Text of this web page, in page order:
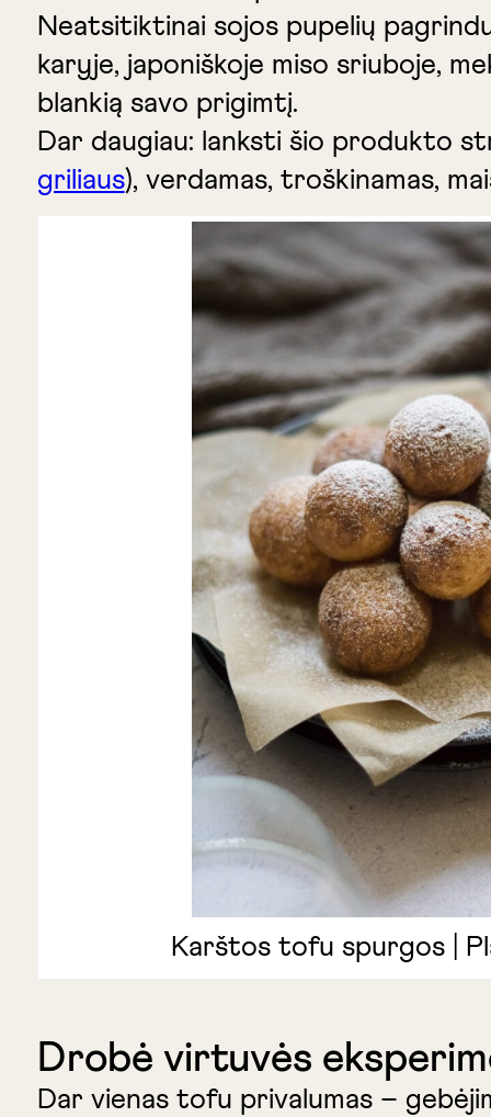
Neatsitiktinai sojos pupelių
karyje, japoniškoje miso sriuboje,
blankią savo prigimtį.
Dar daugiau: lanksti šio produkto
griliaus), verdamas, troškinamas,
Karštos tofu spurgos |
Drobė virtuvės
Dar vienas tofu privalumas –